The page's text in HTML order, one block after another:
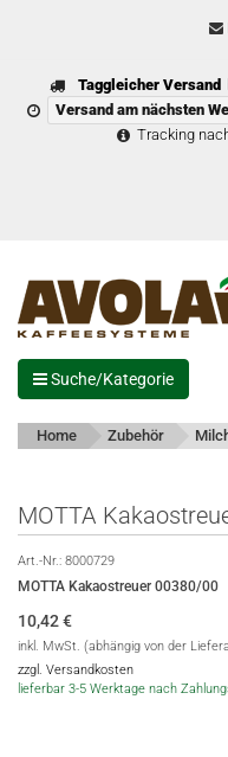
Taggleicher Versand
Versand am nächsten
Tracking
Suche/Kategorie
Home Zubehör
MOTTA
Art.-Nr.: 8000729
MOTTA Kakaostreuer 00380/00
10,42€
inkl. MwSt. (abhängig von der
zzgl. Versandkosten
lieferbar 3-5 Werktage nach